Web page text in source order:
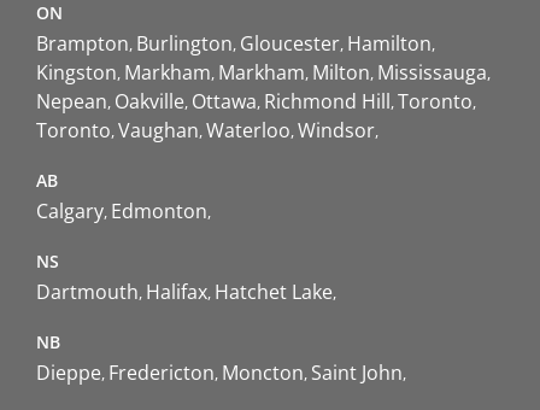
ON
Brampton Burlington Gloucester Hamilton
Kingston Markham Markham Milton Mississauga
Nepean Oakville Ottawa Richmond Hill Toronto
Toronto Vaughan Waterloo Windsor
AB
Calgary Edmonton
NS
Dartmouth Halifax Hatchet Lake
NB
Dieppe Fredericton Moncton Saint John